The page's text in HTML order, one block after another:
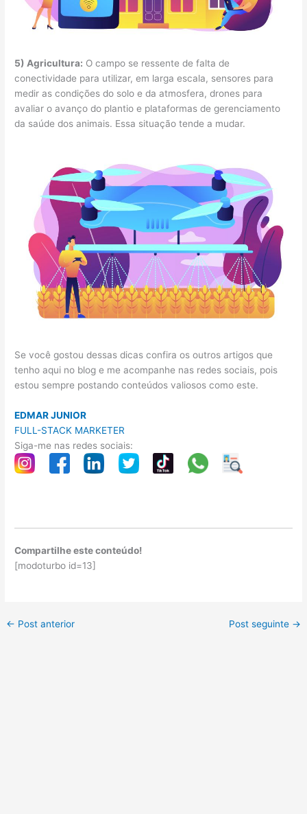
5) Agricultura: O campo se ressente de falta de
conectividade para utilizar, em larga escala, sensores para
medir as condições do solo e da atmosfera, drones para
avaliar o avanço do plantio e plataformas de gerenciamento
da saúde dos animais. Essa situação tende a mudar.
Se você gostou dessas dicas confira os outros artigos que
tenho aqui no blog e me acompanhe nas redes sociais, pois
estou sempre postando conteúdos valiosos como este.
EDMAR JUNIOR
FULL-STACK MARKETER
Siga-me nas redes sociais:
Compartilhe este conteúdo!
[modoturbo id=13]
← Post anterior Post seguinte →